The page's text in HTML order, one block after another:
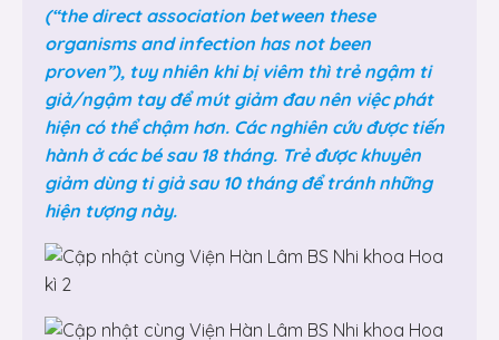
(“the direct association between these
organisms and infection has not been
proven”), tuy nhiên khi bị viêm thì trẻ ngậm ti
giả/ngậm tay để mút giảm đau nên việc phát
hiện có thể chậm hơn. Các nghiên cứu được tiến
hành ở các bé sau 18 tháng. Trẻ được khuyên
giảm dùng ti giả sau 10 tháng để tránh những
hiện tượng này.